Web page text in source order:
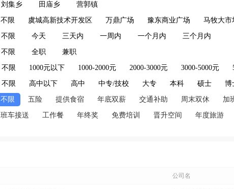
刘集乡
田庙乡 营郭镇
不限 虞城高新技术开发区 万鼎广场 豫东商业广场 马牧大市
不限 今天 三天内 一周内 一个月内 三个月内
不限 全职 兼职
不限 1000元以下 1000-2000元 2000-3000元 3000-5000元
不限 高中以下 高中 中专/技校 大专 本科 硕士 博
不限 五险 提供食宿 年底双薪 交通补助 周末双休 加
班车接送 工作餐 年终奖 免费培训 晋升空间 年度旅游
公司名